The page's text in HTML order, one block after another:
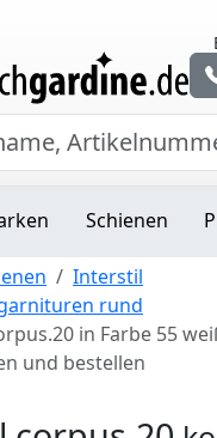
Schienen
Interstil
rund
in Farbe 55
und bestellen